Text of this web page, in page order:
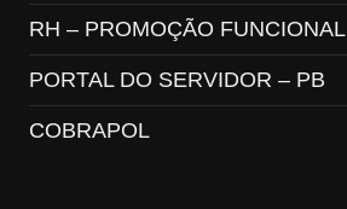
RH – PROMOÇÃO FUNCIONAL
PORTAL DO SERVIDOR – PB
COBRAPOL